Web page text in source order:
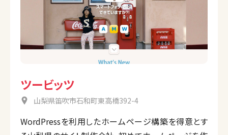
ツービッツ
山梨県笛吹市石和町東高橋392-4
WordPressを利用したホームページ構築を得意とす